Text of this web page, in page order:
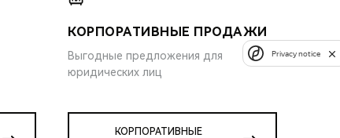
КОРПОРАТИВНЫЕ ПРОДАЖИ
Выгодные предложения для
юридических лиц
КОРПОРАТИВНЫЕ
Privacy notice